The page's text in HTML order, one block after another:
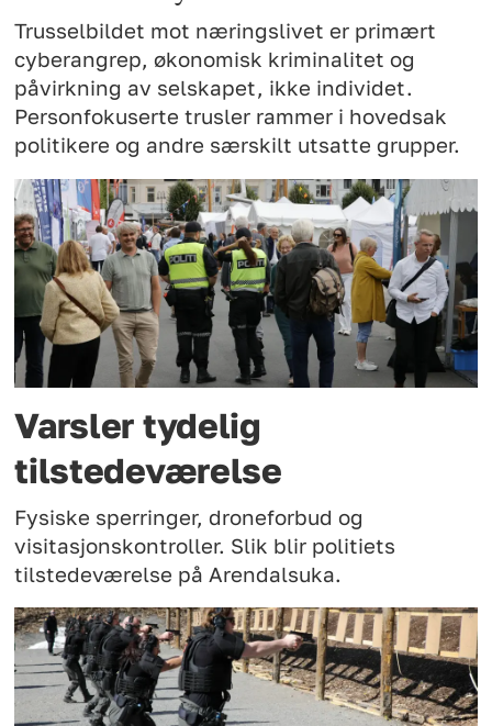
Trusselbildet mot næringslivet er primært
cyberangrep, økonomisk kriminalitet og
påvirkning av selskapet, ikke individet.
Personfokuserte trusler rammer i hovedsak
politikere og andre særskilt utsatte grupper.
Varsler tydelig
tilstedeværelse
Fysiske sperringer, droneforbud og
visitasjonskontroller. Slik blir politiets
tilstedeværelse på Arendalsuka.